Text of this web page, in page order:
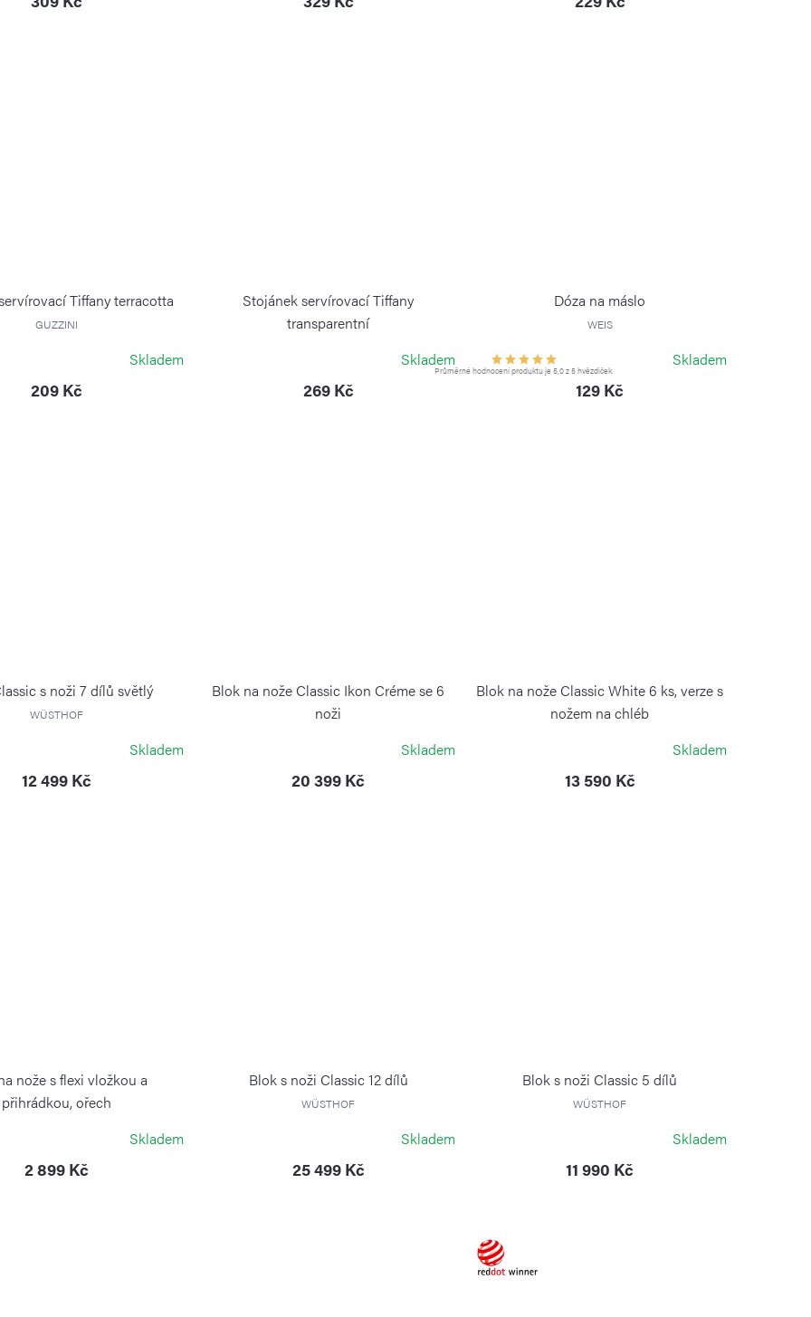
Tiffany terracotta
GUZZINI
Skladem
209 Kč
Stojánek servírovací Tiffany
transparentní
Skladem
269 Kč
Dóza na máslo
WEIS
Průměrné hodnocení produktu je 5,0 z 5 hvězdiček.
Skladem
129 Kč
s noži 7 dílů světlý
WÜSTHOF
Skladem
12 499 Kč
Blok na nože Classic Ikon Créme se 6
noži
Skladem
20 399 Kč
Blok na nože Classic White 6 ks, verze s
nožem na chléb
Skladem
13 590 Kč
nože s flexi vložkou a
přihrádkou, ořech
Skladem
2 899 Kč
Blok s noži Classic 12 dílů
WÜSTHOF
Skladem
25 499 Kč
Blok s noži Classic 5 dílů
WÜSTHOF
Skladem
11 990 Kč